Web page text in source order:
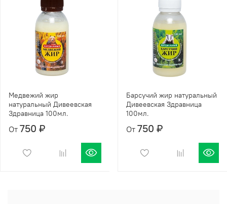
Медвежий жир
натуральный Дивеевская
Здравница 100мл.
От 750 ₽
Барсучий жир натуральный
Дивеевская Здравница
100мл.
От 750 ₽